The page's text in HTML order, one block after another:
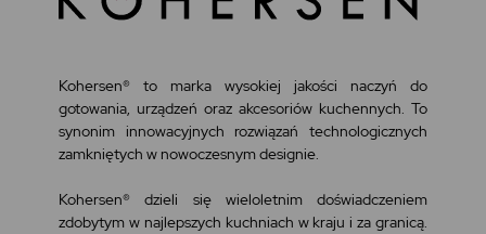
Kohersen® to marka wysokiej jakości naczyń do
gotowania, urządzeń oraz akcesoriów kuchennych. To
synonim innowacyjnych rozwiązań technologicznych
zamkniętych w nowoczesnym designie.
Kohersen® dzieli się wieloletnim doświadczeniem
zdobytym w najlepszych kuchniach w kraju i za granicą.